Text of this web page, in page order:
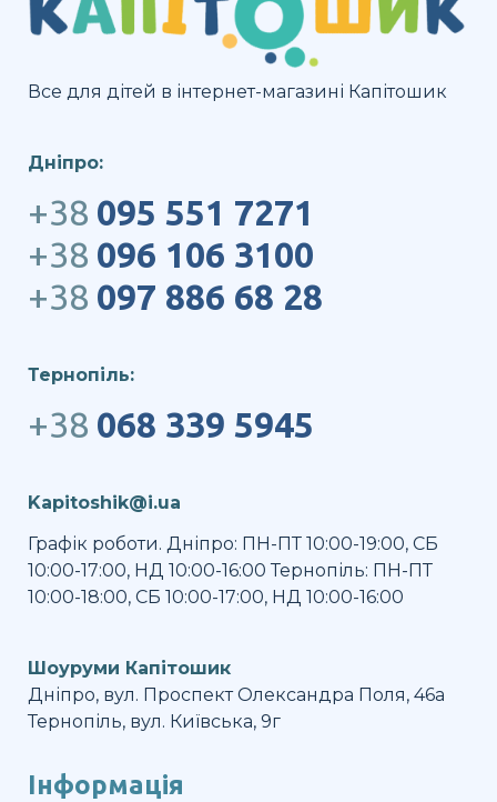
Все для дітей в інтернет-магазині Капітошик
Дніпро:
+38 095 551 7271
+38 096 106 3100
+38 097 886 68 28
Тернопіль:
+38 068 339 5945
Kapitoshik@i.ua
Графік роботи. Дніпро: ПН-ПТ 10:00-19:00, СБ
10:00-17:00, НД 10:00-16:00 Тернопіль: ПН-ПТ
10:00-18:00, СБ 10:00-17:00, НД 10:00-16:00
Шоуруми Капітошик
Дніпро, вул. Проспект Олександра Поля, 46а
Тернопіль, вул. Київська, 9г
Інформація